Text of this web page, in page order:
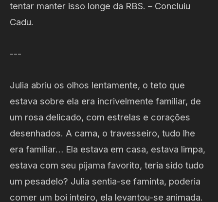
tentar manter isso longe da RBS. – Concluiu
Cadu.
---
Julia abriu os olhos lentamente, o teto que
estava sobre ela era incrivelmente familiar, de
um rosa delicado, com estrelas e corações
desenhados. A cama, o travesseiro, tudo lhe
era familiar… Ela estava em casa, estava limpa,
estava com seu pijama favorito, teria sido tudo
um pesadelo? Julia sentia-se faminta, poderia
comer um boi inteiro, ela levantou-se animada.